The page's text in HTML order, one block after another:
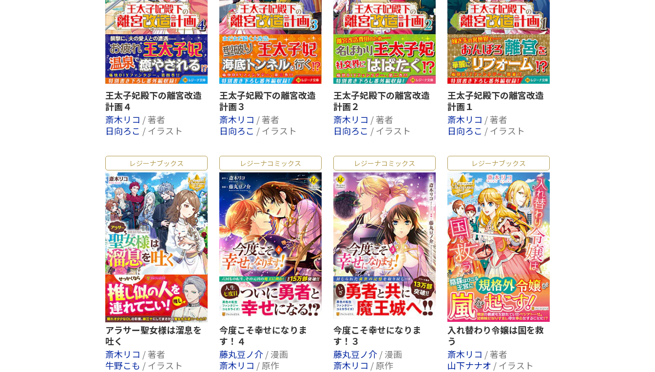
王太子妃殿下の離宮改造
計画４
斎木リコ / 著者
日向ろこ / イラスト
王太子妃殿下の離宮改造
計画３
斎木リコ / 著者
日向ろこ / イラスト
王太子妃殿下の離宮改造
計画２
斎木リコ / 著者
日向ろこ / イラスト
王太子妃殿下の離宮改造
計画１
斎木リコ / 著者
日向ろこ / イラスト
レジーナブックス
アラサー聖女様は溜息を
吐く
斎木リコ / 著者
牛野こも / イラスト
レジーナコミックス
今度こそ幸せになりま
す！４
藤丸豆ノ介/ 漫画
斎木リコ / 原作
レジーナコミックス
今度こそ幸せになりま
す！３
藤丸豆ノ介/ 漫画
斎木リコ / 原作
レジーナブックス
入れ替わり令嬢は国を救
う
斎木リコ / 著者
山下ナナオ / イラスト